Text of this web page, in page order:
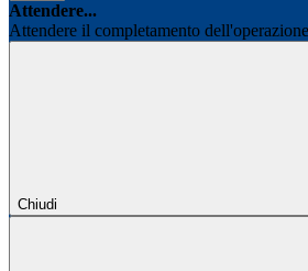
Attendere...
Attendere il completamento
Chiudi